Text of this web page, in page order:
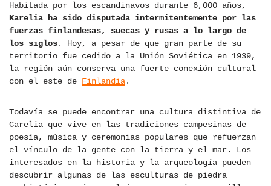
Habitada por los escandinavos durante 6,000 años,
Karelia ha sido disputada intermitentemente por las
fuerzas finlandesas, suecas y rusas a lo largo de
los siglos. Hoy, a pesar de que gran parte de su
territorio fue cedido a la Unión Soviética en 1939,
la región aún conserva una fuerte conexión cultural
con el este de Finlandia.
Todavía se puede encontrar una cultura distintiva de
Carelia que vive en las tradiciones campesinas de
poesía, música y ceremonias populares que refuerzan
el vínculo de la gente con la tierra y el mar. Los
interesados ​​en la historia y la arqueología pueden
descubrir algunas de las esculturas de piedra